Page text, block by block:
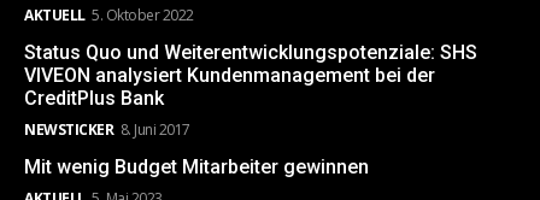
AKTUELL 5. Oktober 2022
Status Quo und Weiterentwicklungspotenziale: SHS
VIVEON analysiert Kundenmanagement bei der
CreditPlus Bank
NEWSTICKER 8. Juni 2017
Mit wenig Budget Mitarbeiter gewinnen